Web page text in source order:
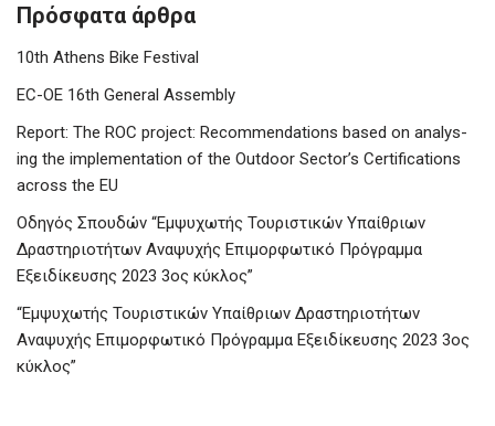
Πρόσφατα άρθρα
10th Athens Bike Festival
EC-OE 16th General Assembly
Report: The ROC project: Recommendations based on analys-
ing the implementation of the Outdoor Sector’s Certifications
across the EU
Οδηγός Σπουδών “Εμψυχωτής Τουριστικών Υπαίθριων
Δραστηριοτήτων Αναψυχής Επιμορφωτικό Πρόγραμμα
Εξειδίκευσης 2023 3ος κύκλος”
“Εμψυχωτής Τουριστικών Υπαίθριων Δραστηριοτήτων
Αναψυχής Επιμορφωτικό Πρόγραμμα Εξειδίκευσης 2023 3ος
κύκλος”